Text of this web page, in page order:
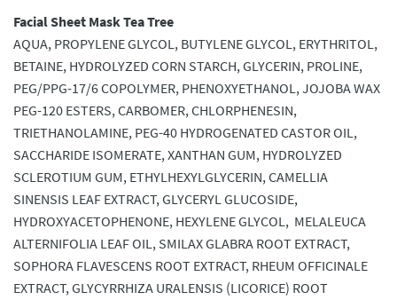
Facial Sheet Mask Tea Tree
AQUA, PROPYLENE GLYCOL, BUTYLENE GLYCOL, ERYTHRITOL,
BETAINE, HYDROLYZED CORN STARCH, GLYCERIN, PROLINE,
PEG/PPG-17/6 COPOLYMER, PHENOXYETHANOL, JOJOBA WAX
PEG-120 ESTERS, CARBOMER, CHLORPHENESIN,
TRIETHANOLAMINE, PEG-40 HYDROGENATED CASTOR OIL,
SACCHARIDE ISOMERATE, XANTHAN GUM, HYDROLYZED
SCLEROTIUM GUM, ETHYLHEXYLGLYCERIN, CAMELLIA
SINENSIS LEAF EXTRACT, GLYCERYL GLUCOSIDE,
HYDROXYACETOPHENONE, HEXYLENE GLYCOL, MELALEUCA
ALTERNIFOLIA LEAF OIL, SMILAX GLABRA ROOT EXTRACT,
SOPHORA FLAVESCENS ROOT EXTRACT, RHEUM OFFICINALE
EXTRACT, GLYCYRRHIZA URALENSIS (LICORICE) ROOT